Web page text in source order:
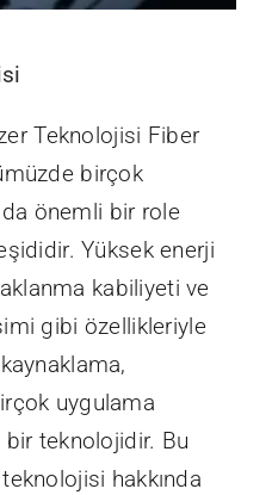
Teknolojisi Fiber
birçok
önemli bir role
Yüksek enerji
kabiliyeti ve
gibi özellikleriyle
uygulama
bir teknolojidir. Bu
hakkında